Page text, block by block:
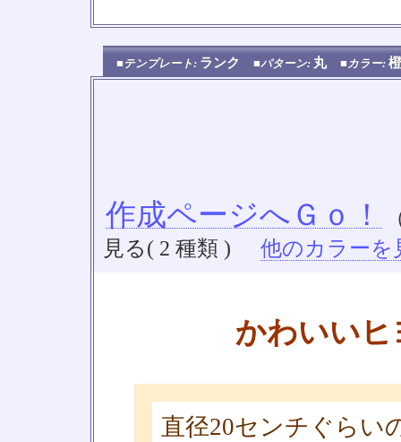
■テンプレート: ランク ■パターン: 丸 ■カラー: 橙
作成ページへＧｏ！
見る( 2 種類 )
他のカラーを
かわいい
直径20センチぐらい